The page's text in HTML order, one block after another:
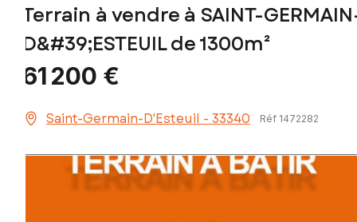
Terrain à vendre à SAINT-
D&#39;ESTEUIL de 1300m²
61 200 €
Saint-Germain-D'Esteuil - 33340 Réf 1472282